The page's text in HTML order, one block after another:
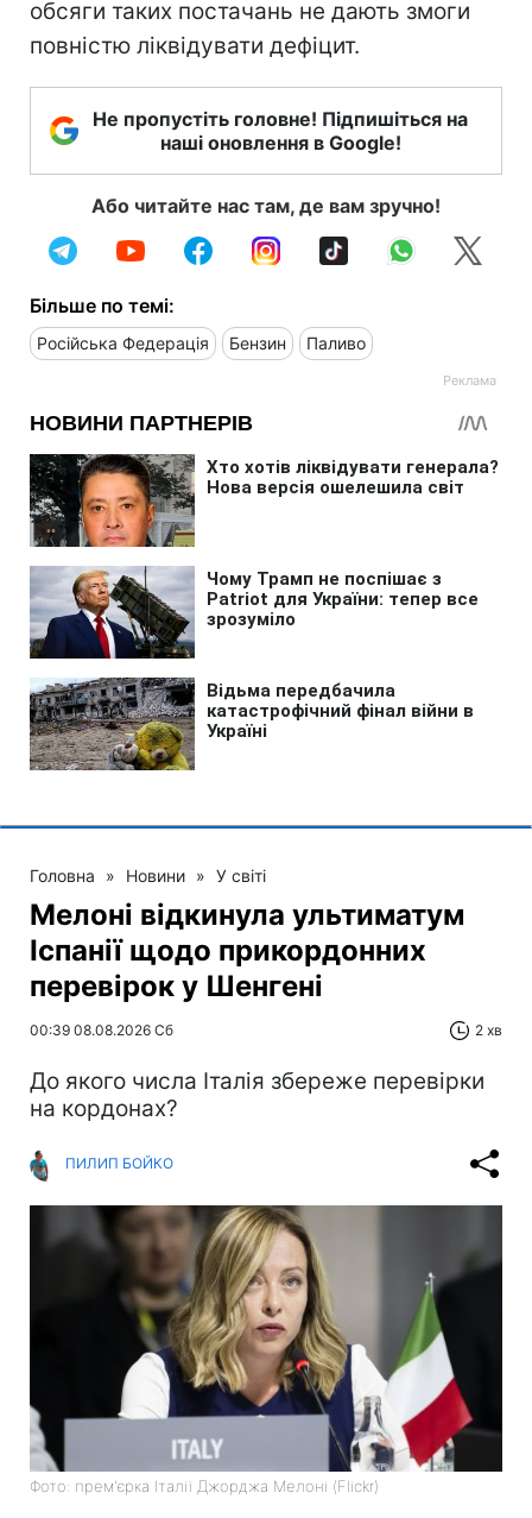
обсяги таких постачань не дають змоги
повністю ліквідувати дефіцит.
Не пропустіть головне! Підпишіться на
наші оновлення в Google!
Або читайте нас там, де вам зручно!
Більше по темі:
Російська Федерація Бензин Паливо
Головна » Новини » У світі
Мелоні відкинула ультиматум
Іспанії щодо прикордонних
перевірок у Шенгені
00:39 08.08.2026 Сб 2 хв
До якого числа Італія збереже перевірки
на кордонах?
ПИЛИП БОЙКО
Фото: прем'єрка Італії Джорджа Мелоні (Flickr)